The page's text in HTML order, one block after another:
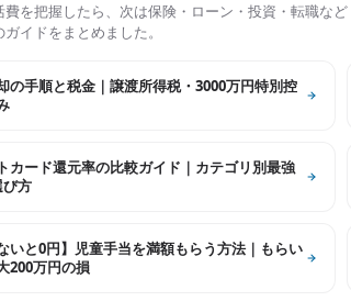
費を把握したら、次は保険・ローン・投資・転職な
イドをまとめました。
の手順と税金｜譲渡所得税・3000万円特別控
カード還元率の比較ガイド｜カテゴリ別最強
方
いと0円】児童手当を満額もらう方法｜もらい
200万円の損